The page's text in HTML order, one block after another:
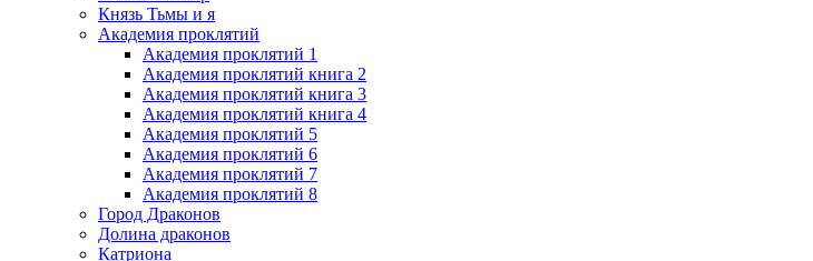
Князь Тьмы и я
Академия проклятий
Академия проклятий 1
Академия проклятий книга 2
Академия проклятий книга 3
Академия проклятий книга 4
Академия проклятий 5
Академия проклятий 6
Академия проклятий 7
Академия проклятий 8
Город Драконов
Долина драконов
Катриона